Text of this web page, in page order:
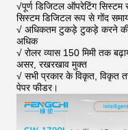
√पूर्ण डिजिटल ऑपरेटिंग सिस्टम
सिस्टम डिजिटल रूप से गोंद
√ अधिकतम टुकड़े टुकड़े करने की
अधिक
√ रोलर व्यास 150 मिमी तक
असर, रखरखाव मुक्त
√ सभी प्रकार के विकृत, विकृत
पेपर फीडर।